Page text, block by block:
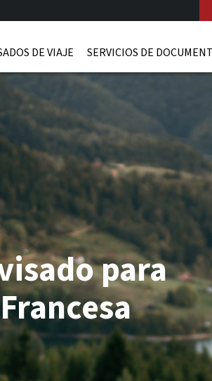
DE VIAJE SERVICIOS DE
para